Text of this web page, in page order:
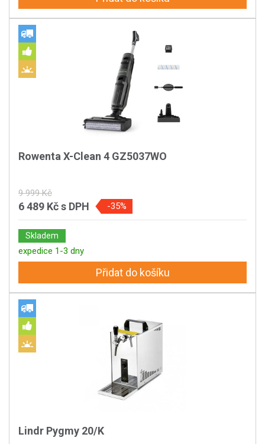
Rowenta X-Clean 4 GZ5037WO
9 999 Kč
6 489 Kčs DPH -35%
Skladem
expedice 1-3 dny
Přidat do košíku
Lindr Pygmy 20/K